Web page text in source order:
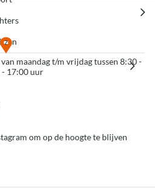
maandag t/m vrijdag tussen 8:30 -
17:00 uur
om op de hoogte te blijven